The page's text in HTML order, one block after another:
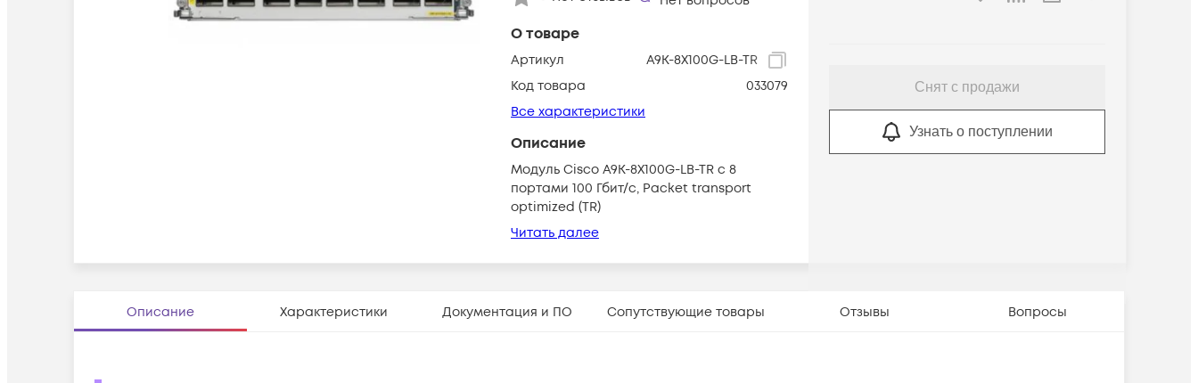
О товаре
Артикул
A9K-8X100G-LB-TR
Код товара
033079
Все характеристики
Описание
Модуль Cisco A9K-8X100G-LB-TR c 8
портами 100 Гбит/с, Packet transport
optimized (TR)
Читать далее
Снят с продажи
Узнать о поступлении
Описание Характеристики Документация и ПО Сопутствующие товары Отзывы Вопросы